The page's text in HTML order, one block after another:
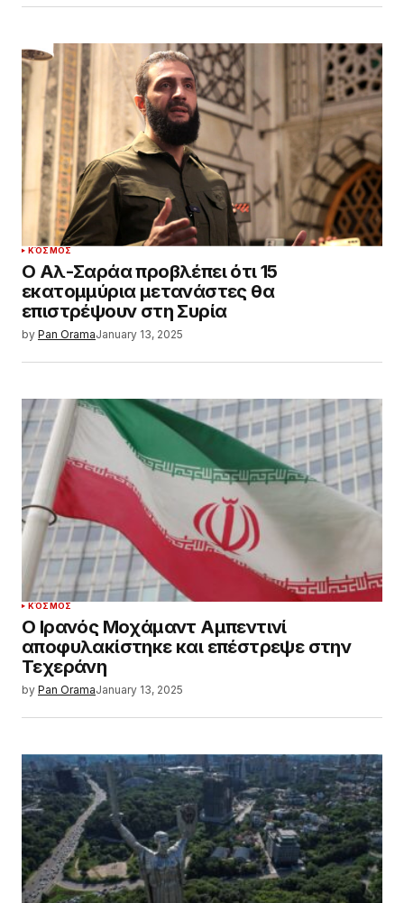
ΚΌΣΜΟΣ
Ο Αλ-Σαράα προβλέπει ότι 15
εκατομμύρια μετανάστες θα
επιστρέψουν στη Συρία
by Pan OramaJanuary 13, 2025
ΚΌΣΜΟΣ
Ο Ιρανός Μοχάμαντ Αμπεντινί
αποφυλακίστηκε και επέστρεψε στην
Τεχεράνη
by Pan OramaJanuary 13, 2025